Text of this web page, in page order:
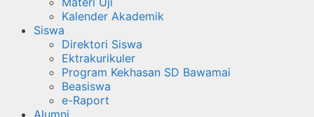
Kalender Akademik
Siswa
Direktori Siswa
Ektrakurikuler
Program Kekhasan SD Bawamai
Beasiswa
e-Raport
Alumni